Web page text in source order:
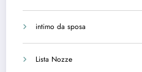
intimo da sposa
Lista Nozze